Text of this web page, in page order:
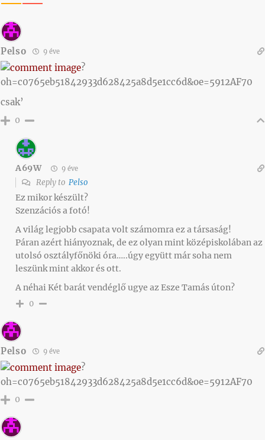
Pelso 9 éve
?
oh=c0765eb51842933d628425a8d5e1cc6d&oe=5912AF70
csak’
0
A69W 9 éve
Reply to Pelso
Ez mikor készült?
Szenzációs a fotó!
A világ legjobb csapata volt számomra ez a társaság!
Páran azért hiányoznak, de ez olyan mint középiskolában az
utolsó osztályfőnöki óra…..úgy együtt már soha nem
leszünk mint akkor és ott.
A néhai Két barát vendéglő ugye az Esze Tamás úton?
0
Pelso 9 éve
?
oh=c0765eb51842933d628425a8d5e1cc6d&oe=5912AF70
0